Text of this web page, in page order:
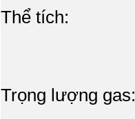
Thể tích:
Trọng lượng gas: